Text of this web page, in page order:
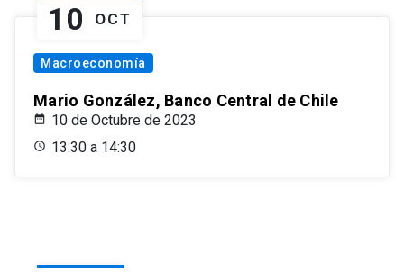
10 OCT
Macroeconomía
Mario González, Banco Central de Chile
10 de Octubre de 2023
13:30 a 14:30